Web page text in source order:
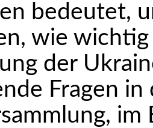
bedeutet,
wie
der
Fragen in